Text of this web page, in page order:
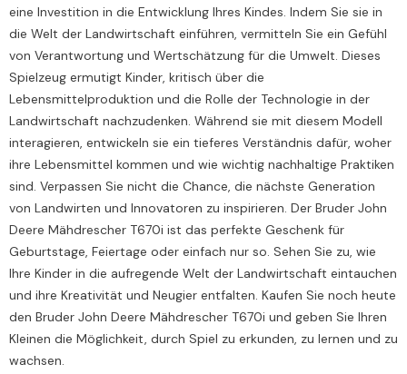
eine Investition in die Entwicklung Ihres Kindes. Indem Sie sie in
die Welt der Landwirtschaft einführen, vermitteln Sie ein Gefühl
von Verantwortung und Wertschätzung für die Umwelt. Dieses
Spielzeug ermutigt Kinder, kritisch über die
Lebensmittelproduktion und die Rolle der Technologie in der
Landwirtschaft nachzudenken. Während sie mit diesem Modell
interagieren, entwickeln sie ein tieferes Verständnis dafür, woher
ihre Lebensmittel kommen und wie wichtig nachhaltige Praktiken
sind. Verpassen Sie nicht die Chance, die nächste Generation
von Landwirten und Innovatoren zu inspirieren. Der Bruder John
Deere Mähdrescher T670i ist das perfekte Geschenk für
Geburtstage, Feiertage oder einfach nur so. Sehen Sie zu, wie
Ihre Kinder in die aufregende Welt der Landwirtschaft eintauchen
und ihre Kreativität und Neugier entfalten. Kaufen Sie noch heute
den Bruder John Deere Mähdrescher T670i und geben Sie Ihren
Kleinen die Möglichkeit, durch Spiel zu erkunden, zu lernen und zu
wachsen.